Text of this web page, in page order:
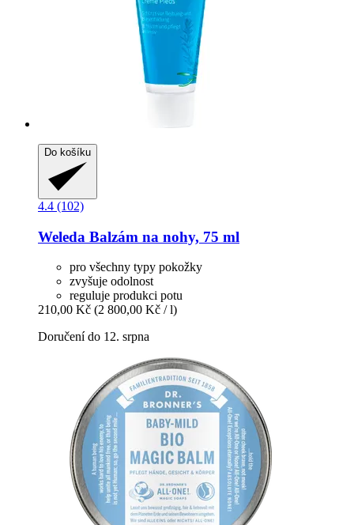
Do košíku
4.4 (102)
Weleda Balzám na nohy, 75 ml
pro všechny typy pokožky
zvyšuje odolnost
reguluje produkci potu
210,00 Kč (2 800,00 Kč / l)
Doručení do 12. srpna